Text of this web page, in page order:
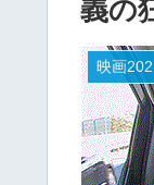
義の
映画